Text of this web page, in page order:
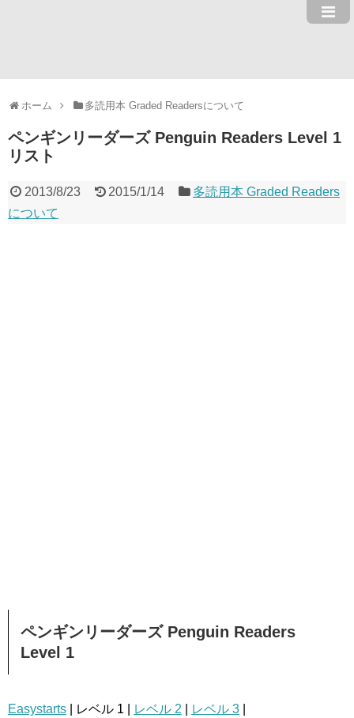
ホーム 多読用本 Graded Readersについて
ペンギンリーダーズ Penguin Readers Level 1
リスト
2013/8/23 2015/1/14
多読用本 Graded Readers
について
ペンギンリーダーズ Penguin Readers
Level 1
Easystarts | レベル 1 | レベル 2 レベル 3